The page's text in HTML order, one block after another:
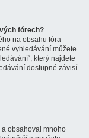
fórech?
na obsahu fóra
vyhledávání můžete
který najdete
dostupné závisí
obsahoval mnoho